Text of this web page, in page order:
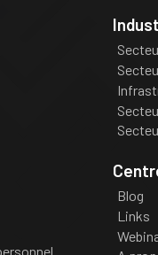
Blog
Links